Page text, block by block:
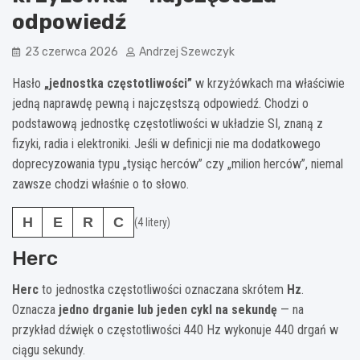
odpowiedź
23 czerwca 2026 Andrzej Szewczyk
Hasło „jednostka częstotliwości” w krzyżówkach ma właściwie
jedną naprawdę pewną i najczęstszą odpowiedź. Chodzi o
podstawową jednostkę częstotliwości w układzie SI, znaną z
fizyki, radia i elektroniki. Jeśli w definicji nie ma dodatkowego
doprecyzowania typu „tysiąc herców” czy „milion herców”, niemal
zawsze chodzi właśnie o to słowo.
H E R C (4 litery)
Herc
Herc to jednostka częstotliwości oznaczana skrótem Hz.
Oznacza jedno drganie lub jeden cykl na sekundę — na
przykład dźwięk o częstotliwości 440 Hz wykonuje 440 drgań w
ciągu sekundy.